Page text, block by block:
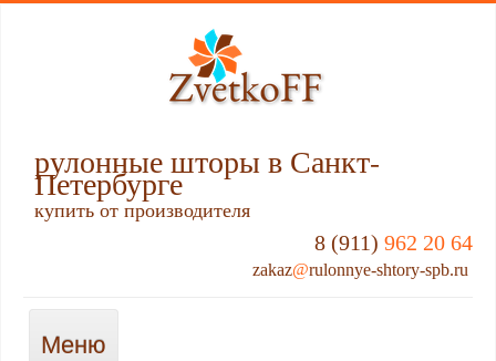
рулонные шторы в Санкт-
Петербурге
купить от производителя
8 (911) 962 20 64
zakaz@rulonnye-shtory-spb.ru
Меню